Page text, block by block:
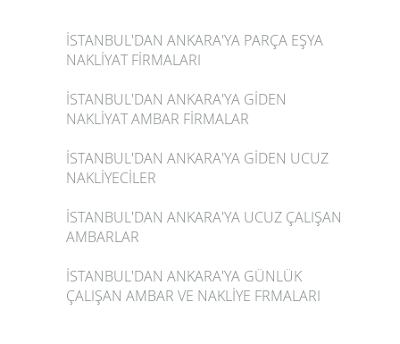
İSTANBUL'DAN ANKARA'YA PARÇA EŞYA
NAKLİYAT FİRMALARI
İSTANBUL'DAN ANKARA'YA GİDEN
NAKLİYAT AMBAR FİRMALAR
İSTANBUL'DAN ANKARA'YA GİDEN UCUZ
NAKLİYECİLER
İSTANBUL'DAN ANKARA'YA UCUZ ÇALIŞAN
AMBARLAR
İSTANBUL'DAN ANKARA'YA GÜNLÜK
ÇALIŞAN AMBAR VE NAKLİYE FRMALARI